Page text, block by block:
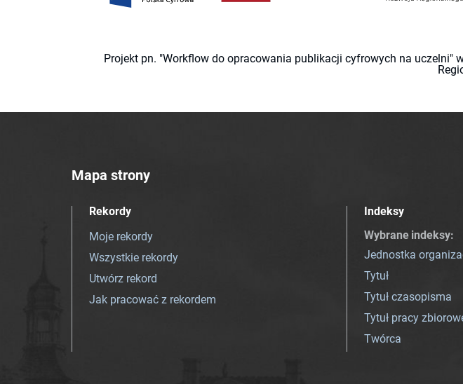
Projekt pn. "Workflow do opracowania publikacji cyfrowych na uczelni"
Mapa strony
Rekordy
Moje rekordy
Wszystkie rekordy
Utwórz rekord
Jak pracować z rekordem
Indeksy
Wybrane indeksy:
Jednostka
Tytuł
Tytuł czasopisma
Tytuł pracy
Twórca